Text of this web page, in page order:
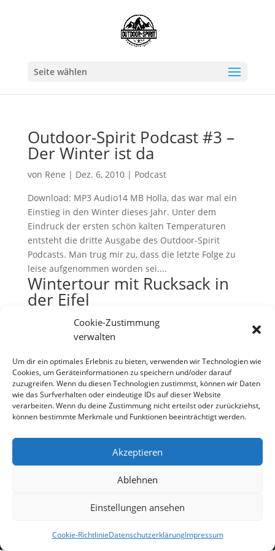
Cookie-Zustimmung
verwalten
Um dir ein optimales Erlebnis zu bieten, verwenden wir Technologien wie
Cookies, um Geräteinformationen zu speichern und/oder darauf
zuzugreifen. Wenn du diesen Technologien zustimmst, können wir Daten
wie das Surfverhalten oder eindeutige IDs auf dieser Website
verarbeiten. Wenn du deine Zustimmung nicht erteilst oder zurückziehst,
können bestimmte Merkmale und Funktionen beeinträchtigt werden.
Akzeptieren
Ablehnen
Einstellungen ansehen
Cookie-RichtlinieDatenschutzerklärungImpressum
Seite wählen
Outdoor-Spirit Podcast #3 –
Der Winter ist da
von Rene | Dez. 6, 2010| Podcast
Download: MP3 Audio14 MB Holla, das war mal ein
Einstieg in den Winter dieses Jahr. Unter dem
Eindruck der ersten schön kalten Temperaturen
entsteht die dritte Ausgabe des Outdoor-Spirit
Podcasts. Man trug mir zu, dass die letzte Folge zu
leise aufgenommen worden sei....
Wintertour mit Rucksack in
der Eifel
|Jan. 13, 2010|Allgemeines
Geocaching
Eigentlich fing alles mit einem neuen Rucksack an.
Dieser sollte mal ordentlich getestet und artgerecht
ausgeführt werden. Und so reifte die Idee einer
Winterwanderung mit Übernachtung im Biwak in
mir. Eine kurze Mail an die üblichen Verdächtigen
Datenschutzerklärung
Impressum
Cookie-Richtlinie (EU)
WordPress